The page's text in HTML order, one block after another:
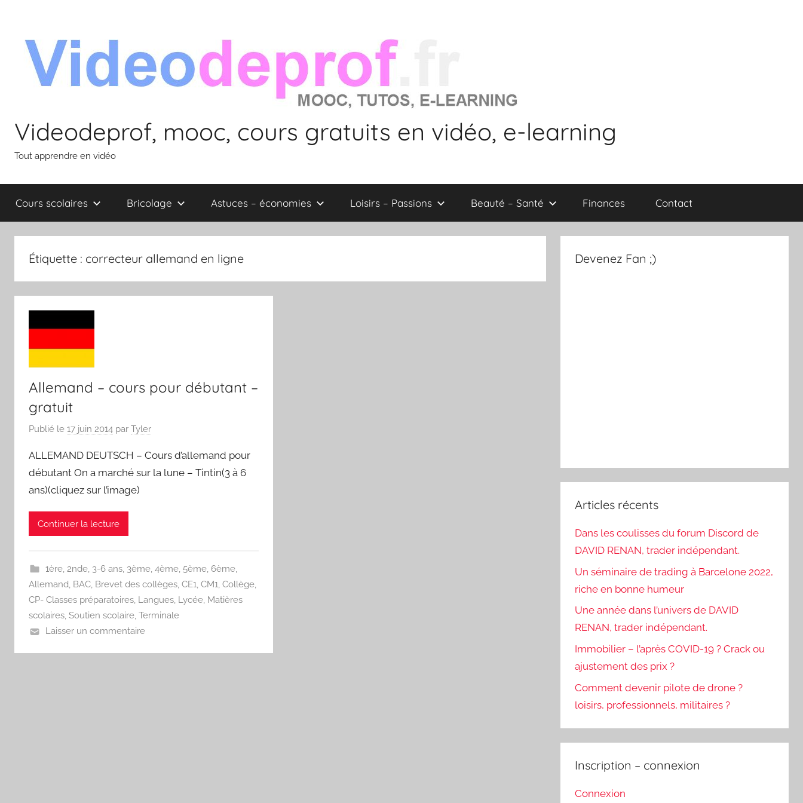
contenu
Videodeprof, mooc, cours gratuits en vidéo, e-learning
Tout apprendre en vidéo
Cours scolaires Bricolage Astuces – économies Loisirs – Passions Beauté – Santé Finances Contact
Étiquette : correcteur allemand en ligne
Allemand – cours pour débutant –
gratuit
Publié le 17 juin 2014 par Tyler
ALLEMAND DEUTSCH – Cours d’allemand pour
débutant On a marché sur la lune – Tintin(3 à 6
ans)(cliquez sur l’image)
Continuer la lecture
1ère, 2nde, 3-6 ans, 3ème, 4ème, 5ème, 6ème,
Allemand, BAC, Brevet des collèges, CE1, CM1, Collège,
CP- Classes préparatoires, Langues, Lycée, Matières
scolaires, Soutien scolaire, Terminale
Laisser un commentaire
Devenez Fan ;)
Articles récents
Dans les coulisses du forum Discord de
DAVID RENAN, trader indépendant.
Un séminaire de trading à Barcelone 2022,
riche en bonne humeur
Une année dans l’univers de DAVID
RENAN, trader indépendant.
Immobilier – l’après COVID-19 ? Crack ou
ajustement des prix ?
Comment devenir pilote de drone ?
loisirs, professionnels, militaires ?
Inscription – connexion
Connexion